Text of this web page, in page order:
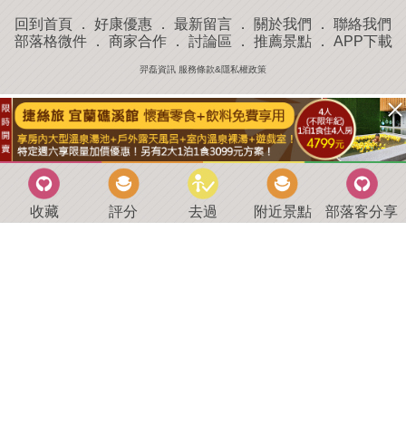
回到首頁 ． 好康優惠 ． 最新留言 ． 關於我們 ． 聯絡我們
部落格微件． 商家合作． 討論區 ． 推薦景點． APP下載
羿磊資訊 服務條款&隱私權政策
收藏 評分 去過 附近景點 部落客分享